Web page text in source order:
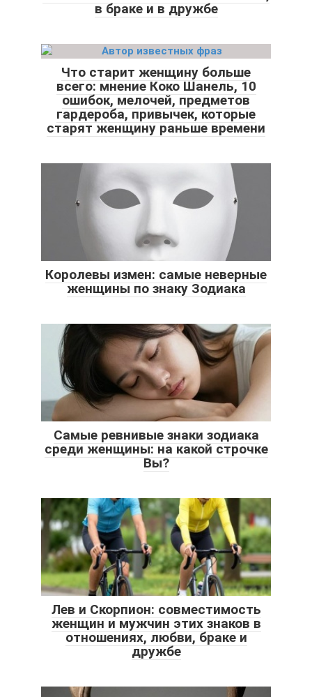
в браке и в дружбе
Что старит женщину больше
всего: мнение Коко Шанель, 10
ошибок, мелочей, предметов
гардероба, привычек, которые
старят женщину раньше времени
Королевы измен: самые неверные
женщины по знаку Зодиака
Самые ревнивые знаки зодиака
среди женщины: на какой строчке
Вы?
Лев и Скорпион: совместимость
женщин и мужчин этих знаков в
отношениях, любви, браке и
дружбе